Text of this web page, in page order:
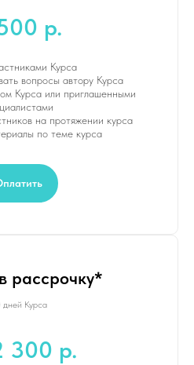
р.
Курса
вопросы автору Курса
Курса или приглашенными
на протяжении курса
по теме курса
рассрочку*
дней Курса
300 р.